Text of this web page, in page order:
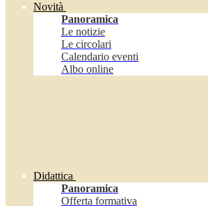
Novità
Panoramica
Le notizie
Le circolari
Calendario eventi
Albo online
Didattica
Panoramica
Offerta formativa